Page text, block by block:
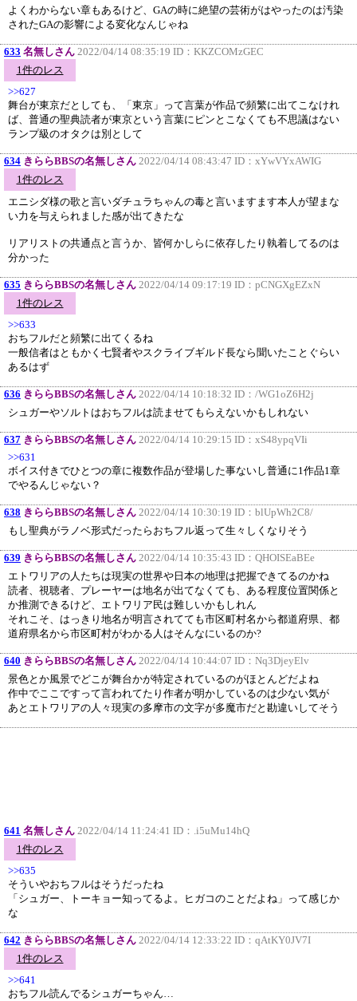
よくわからない章もあるけど、GAの時に絶望の芸術がはやったのは汚染
されたGAの影響による変化なんじゃね
633 名無しさん 2022/04/14 08:35:19 ID： KKZCOMzGEC
1件のレス
>>627
舞台が東京だとしても、「東京」って言葉が作品で頻繁に出てこなけれ
ば、普通の聖典読者が東京という言葉にピンとこなくても不思議はない
ランプ級のオタクは別として
634 きららBBSの名無しさん 2022/04/14 08:43:47 ID： xYwVYxAWIG
1件のレス
エニシダ様の歌と言いダチュラちゃんの毒と言いますます本人が望まな
い力を与えられました感が出てきたな
リアリストの共通点と言うか、皆何かしらに依存したり執着してるのは
分かった
635 きららBBSの名無しさん 2022/04/14 09:17:19 ID： pCNGXgEZxN
1件のレス
>>633
おちフルだと頻繁に出てくるね
一般信者はともかく七賢者やスクライブギルド長なら聞いたことぐらい
あるはず
636 きららBBSの名無しさん 2022/04/14 10:18:32 ID： /WG1oZ6H2j
シュガーやソルトはおちフルは読ませてもらえないかもしれない
637 きららBBSの名無しさん 2022/04/14 10:29:15 ID： xS48ypqVIi
>>631
ボイス付きでひとつの章に複数作品が登場した事ないし普通に1作品1章
でやるんじゃない？
638 きららBBSの名無しさん 2022/04/14 10:30:19 ID： blUpWh2C8/
もし聖典がラノベ形式だったらおちフル返って生々しくなりそう
639 きららBBSの名無しさん 2022/04/14 10:35:43 ID： QHOISEaBEe
エトワリアの人たちは現実の世界や日本の地理は把握できてるのかね
読者、視聴者、プレーヤーは地名が出てなくても、ある程度位置関係と
か推測できるけど、エトワリア民は難しいかもしれん
それこそ、はっきり地名が明言されてても市区町村名から都道府県、都
道府県名から市区町村がわかる人はそんなにいるのか?
640 きららBBSの名無しさん 2022/04/14 10:44:07 ID： Nq3DjeyElv
景色とか風景でどこが舞台かが特定されているのがほとんどだよね
作中でここですって言われてたり作者が明かしているのは少ない気が
あとエトワリアの人々現実の多摩市の文字が多魔市だと勘違いしてそう
641 名無しさん 2022/04/14 11:24:41 ID： .i5uMu14hQ
1件のレス
>>635
そういやおちフルはそうだったね
「シュガー、トーキョー知ってるよ。ヒガコのことだよね」って感じか
な
642 きららBBSの名無しさん 2022/04/14 12:33:22 ID： qAtKY0JV7I
1件のレス
>>641
おちフル読んでるシュガーちゃん…